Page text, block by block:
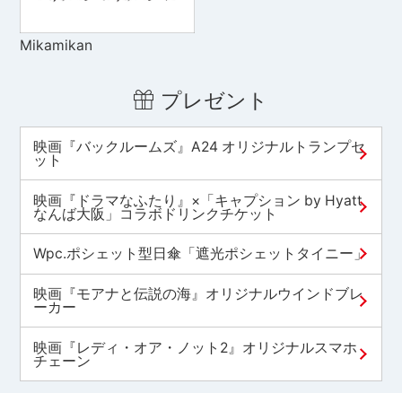
Mikamikan
プレゼント
映画『バックルームズ』A24 オリジナルトランプセ
ット
映画『ドラマなふたり』×「キャプション by Hyatt
なんば大阪」コラボドリンクチケット
Wpc.ポシェット型日傘「遮光ポシェットタイニー」
映画『モアナと伝説の海』オリジナルウインドブレ
ーカー
映画『レディ・オア・ノット2』オリジナルスマホ
チェーン